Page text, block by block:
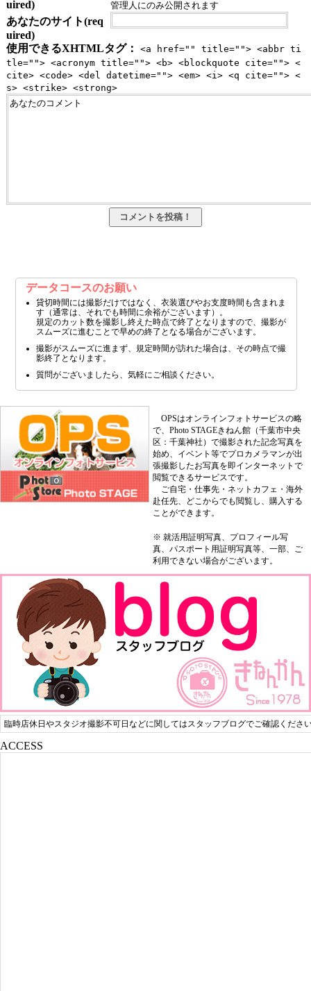
uired) 管理人にのみ公開されます
あなたのサイト(req
uired)
使用できるXHTMLタグ：
<a href="" title=""> <abbr ti
tle=""> <acronym title=""> <b> <blockquote cite=""> <
cite> <code> <del datetime=""> <em> <i> <q cite=""> <
s> <strike> <strong>
データコースのお願い
貸切時間には撮影だけではなく、衣装選びやお支度時間も含まれま
す（通常は、それでも時間に余裕がございます）。
規定のカット数を撮影し終えた時点で終了となりますので、撮影が
スムーズに進むことで早めの終了となる場合がございます。
撮影がスムーズに進まず、規定時間が訪れた場合は、その時点で撮
影終了となります。
質問がございましたら、気軽にご相談ください。
OPSはオンラインフォトサービスの略
で、Photo STAGEきねん館（千葉市中央
区：千葉神社）で撮影された記念写真を
始め、イベント等でプロカメラマンが出
張撮影したお写真を即インターネットで
閲覧できるサービスです。
ご自宅・仕事先・ネットカフェ・海外
赴任先、どこからでも閲覧し、購入する
ことができます。
※ 就活用証明写真、プロフィール写
真、パスポート用証明写真等、一部、ご
利用できない場合がございます。
臨時店休日やスタジオ撮影不可日などに関してはスタッフブログでご確認くださ
ACCESS